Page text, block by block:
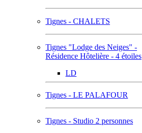
Tignes - CHALETS
Tignes "Lodge des Neiges" -
Résidence Hôtelière - 4 étoiles
LD
Tignes - LE PALAFOUR
Tignes - Studio 2 personnes